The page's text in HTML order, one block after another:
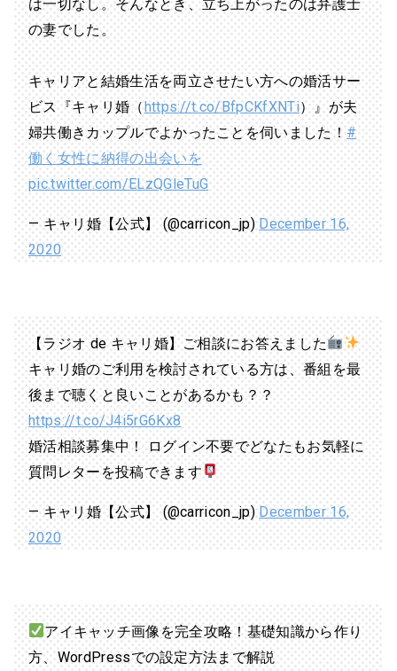
は一切なし。そんなとき、立ち上がったのは弁護士
の妻でした。
キャリアと結婚生活を両立させたい方への婚活サー
ビス『キャリ婚（https://t.co/BfpCKfXNTi）』が夫
婦共働きカップルでよかったことを伺いました！#
働く女性に納得の出会いを
pic.twitter.com/ELzQGleTuG
— キャリ婚【公式】 (@carricon_jp)December 16,
2020
【ラジオ de キャリ婚】ご相談にお答えました
キャリ婚のご利用を検討されている方は、番組を最
後まで聴くと良いことがあるかも？？
https://t.co/J4i5rG6Kx8
婚活相談募集中！ ログイン不要でどなたもお気軽に
質問レターを投稿できます
— キャリ婚【公式】 (@carricon_jp)December 16,
2020
アイキャッチ画像を完全攻略！基礎知識から作り
方、WordPressでの設定方法まで解説